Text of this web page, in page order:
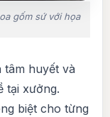
gốm sứ với họa
tâm huyết và
tại xưởng.
biệt cho từng